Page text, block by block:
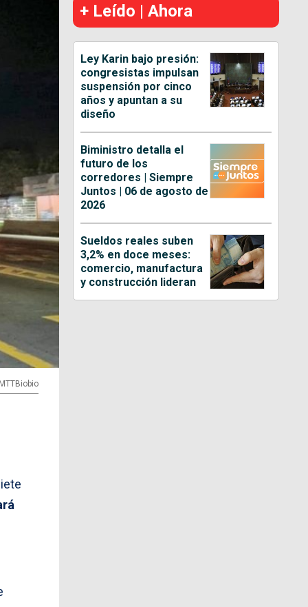
+ Leído | Ahora
Ley Karin bajo presión:
congresistas impulsan
suspensión por cinco
años y apuntan a su
diseño
Biministro detalla el
futuro de los
corredores | Siempre
Juntos | 06 de agosto de
2026
Sueldos reales suben
3,2% en doce meses:
comercio, manufactura
y construcción lideran